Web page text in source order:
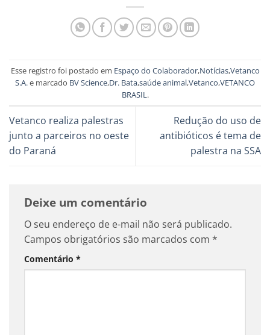
Esse registro foi postado em Espaço do Colaborador,Notícias,Vetanco
S.A.e marcado BV Science,Dr. Bata,saúde animal,Vetanco,VETANCO
BRASIL .
Vetanco realiza palestras
junto a parceiros no oeste
do Paraná
Redução do uso de
antibióticos é tema de
palestra na SSA
Deixe um comentário
O seu endereço de e-mail não será publicado.
Campos obrigatórios são marcados com *
Comentário *